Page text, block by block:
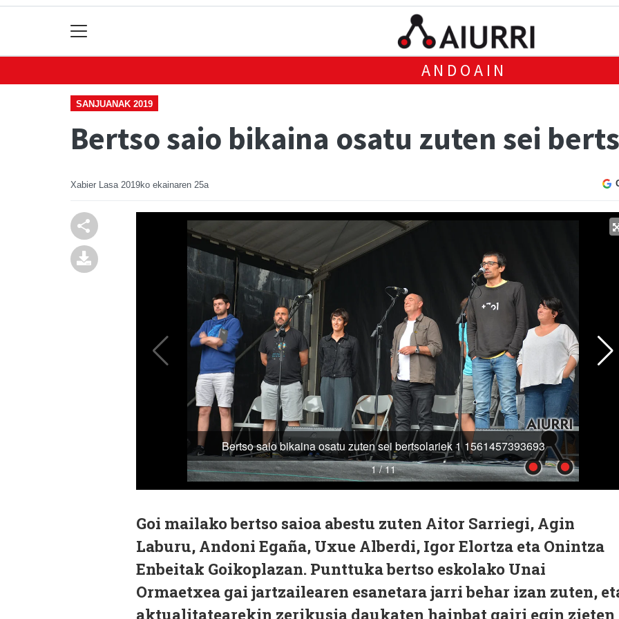
ANDOAIN
SANJUANAK 2019
Bertso saio bikaina osatu zuten sei
Xabier Lasa 2019ko ekainaren 25a
Goi mailako bertso saioa abestu zuten Aitor Sarriegi, Agin
Laburu, Andoni Egaña, Uxue Alberdi, Igor Elortza eta Onintza
Enbeitak Goikoplazan. Punttuka bertso eskolako Unai
Ormaetxea gai jartzailearen esanetara jarri behar izan zuten,
aktualitatearekin zerikusia daukaten hainbat gairi egin zieten